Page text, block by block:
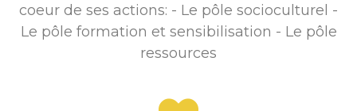
coeur de ses actions: - Le pôle socioculturel -
Le pôle formation et sensibilisation - Le pôle
ressources